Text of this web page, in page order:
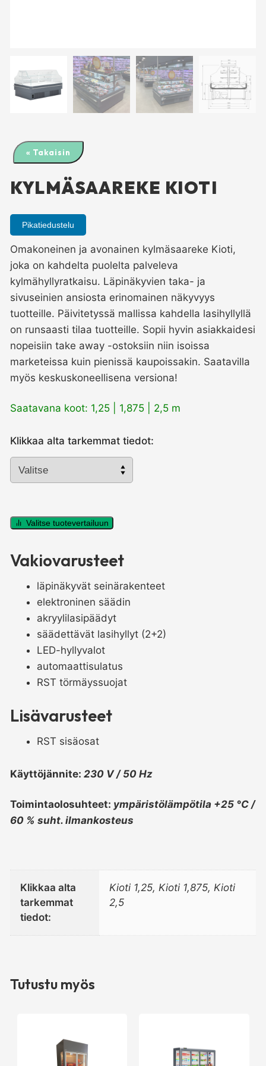
« Takaisin
KYLMÄSAAREKE KIOTI
Pikatiedustelu
Omakoneinen ja avonainen kylmäsaareke Kioti,
joka on kahdelta puolelta palveleva
kylmähyllyratkaisu. Läpinäkyvien taka- ja
sivuseinien ansiosta erinomainen näkyvyys
tuotteille. Päivitetyssä mallissa kahdella lasihyllyllä
on runsaasti tilaa tuotteille. Sopii hyvin asiakkaidesi
nopeisiin take away -ostoksiin niin isoissa
marketeissa kuin pienissä kaupoissakin. Saatavilla
myös keskuskoneellisena versiona!
Saatavana koot: 1,25 | 1,875 | 2,5 m
Klikkaa alta tarkemmat tiedot:
KiotiValitse tuotevertailuun
Vakiovarusteet
läpinäkyvät seinärakenteet
elektroninen säädin
akryylilasipäädyt
säädettävät lasihyllyt (2+2)
LED-hyllyvalot
automaattisulatus
RST törmäyssuojat
Lisävarusteet
RST sisäosat
Käyttöjännite: 230 V / 50 Hz
Toimintaolosuhteet: ympäristölämpötila +25 °C /
60 % suht. ilmankosteus
Klikkaa alta
tarkemmat
tiedot:
Kioti 1,25, Kioti 1,875, Kioti
2,5
Tutustu myös